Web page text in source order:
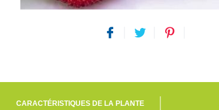
CARACTÉRISTIQUES DE LA PLANTE